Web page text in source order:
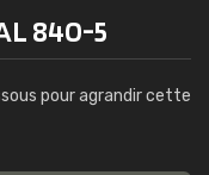
840-5
pour agrandir cette